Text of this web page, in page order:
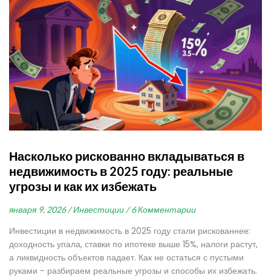
Насколько рискованно вкладываться в
недвижимость в 2025 году: реальные
угрозы и как их избежать
января 9, 2026 / Инвестиции / 6 Комментарии
Инвестиции в недвижимость в 2025 году стали рискованнее:
доходность упала, ставки по ипотеке выше 15%, налоги растут,
а ликвидность объектов падает. Как не остаться с пустыми
руками - разбираем реальные угрозы и способы их избежать.